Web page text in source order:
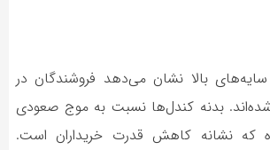
بالا نشان می‌دهد فروشندگان در
بدنه کندل‌ها نسبت به موج صعودی
که نشانه کاهش قدرت خریداران است.